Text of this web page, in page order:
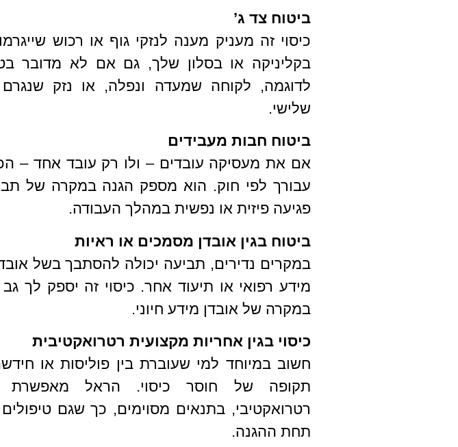
ביטוח צד ג’
כיסוי זה מעניק מענה לנזקי גוף או רכוש
בקליניקה או בסלון שלך, גם אם לא מדובר
לדוגמה, לקוחה שמעדה ונפלה, או נזק
שלישי.
ביטוח חבות מעבידים
אם את מעסיקה עובדים – ולו רק עובד אחד –
עבורך לפי חוק. הוא מספק הגנה במקרה של
פגיעה פיזית או נפשית במהלך העבודה.
ביטוח בגין אובדן מסמכים או ראיות
במקרים נדירים, תביעה יכולה להסתבך בשל
מידע רפואי או תיעוד אחר. כיסוי זה יספק לך
במקרה של אובדן מידע חיוני.
כיסוי בגין אחריות מקצועית רטרואקטיבית
חשוב במיוחד למי שעוברת בין פוליסות או
תקופה של חוסר כיסוי. הראל מאפשרת
רטרואקטיבי, בתנאים מסוימים, כך שגם
תחת ההגנה.